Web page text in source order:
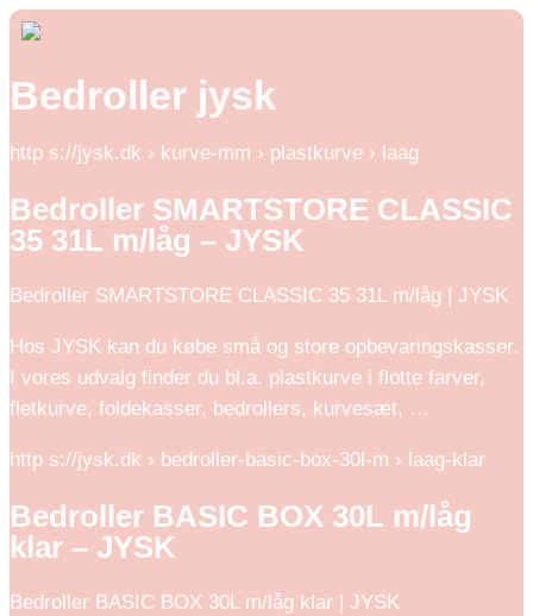
Bedroller jysk
http s://jysk.dk › kurve-mm › plastkurve › laag
Bedroller SMARTSTORE CLASSIC
35 31L m/låg – JYSK
Bedroller SMARTSTORE CLASSIC 35 31L m/låg | JYSK
Hos JYSK kan du købe små og store opbevaringskasser.
I vores udvalg finder du bl.a. plastkurve i flotte farver,
fletkurve, foldekasser, bedrollers, kurvesæt, …
http s://jysk.dk › bedroller-basic-box-30l-m › laag-klar
Bedroller BASIC BOX 30L m/låg
klar – JYSK
Bedroller BASIC BOX 30L m/låg klar | JYSK